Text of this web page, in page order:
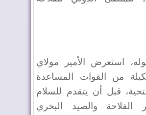
استعرض الأمير مولاي
من القوات المساعدة
قبل أن يتقدم للسلام
الفلاحة والصيد البحري